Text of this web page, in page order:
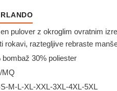
pulover z okroglim ovratnim
rokavi, raztegljive rebraste
bombaž 30% poliester
MQ
M-L-XL-XXL-3XL-4XL-5XL